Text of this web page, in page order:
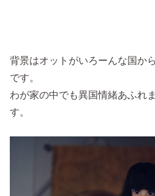
背景はオットがいろーんな国か
です。
わが家の中でも異国情緒あふれ
す。